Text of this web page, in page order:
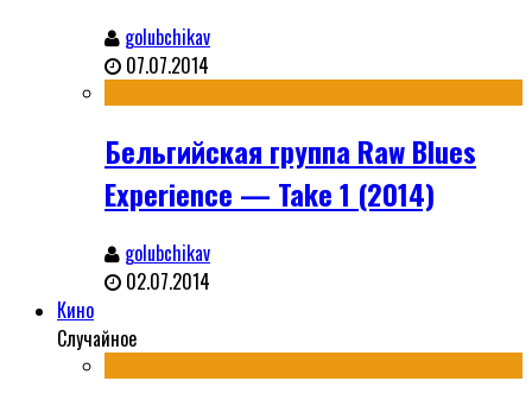
golubchikav
07.07.2014
Бельгийская группа Raw Blues
Experience — Take 1 (2014)
golubchikav
02.07.2014
Кино
Случайное